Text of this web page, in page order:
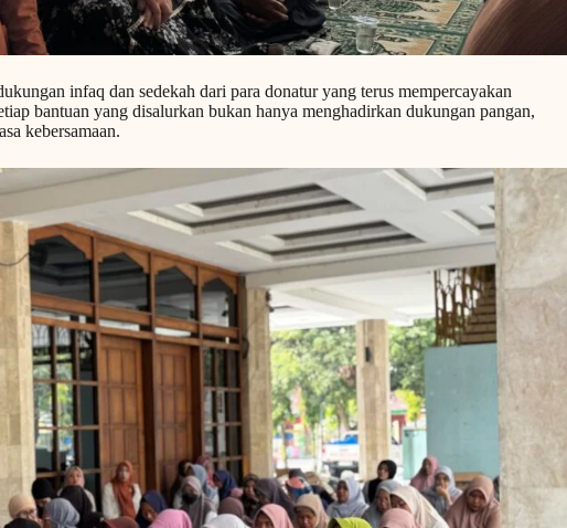
infaq dan sedekah dari para donatur yang terus mempercayakan
bantuan yang disalurkan bukan hanya menghadirkan dukungan pangan,
kebersamaan.